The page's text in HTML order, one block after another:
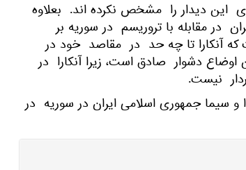
این دیدار را مشخص نکرده اند. بعلاوه
مقابله با تروریسم در سوریه بر
آنکارا تا چه حد در مقاصد خود در
دشوار صادق است، زیرا آنکارا در
نیست.
جمهوری اسلامی ایران در سوریه در